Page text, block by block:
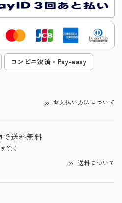
コンビニ決済・Pay-easy
お支払い方法について
で送料無料
除く
送料について